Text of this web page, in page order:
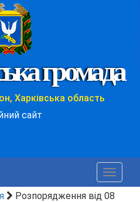
громада
Харківська область
сайт
Toggle
Розпорядження від 08